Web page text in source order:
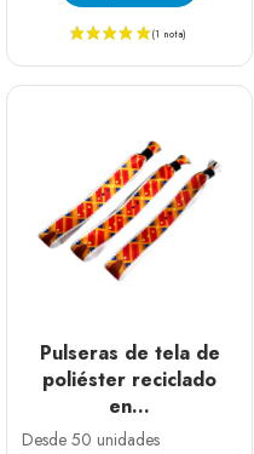
Pulseras de tela de
poliéster reciclado
en...
Desde 50 unidades